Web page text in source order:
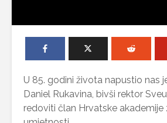
U 85. godini života napustio nas
Daniel Rukavina, bivši rektor
redoviti član Hrvatske akademije